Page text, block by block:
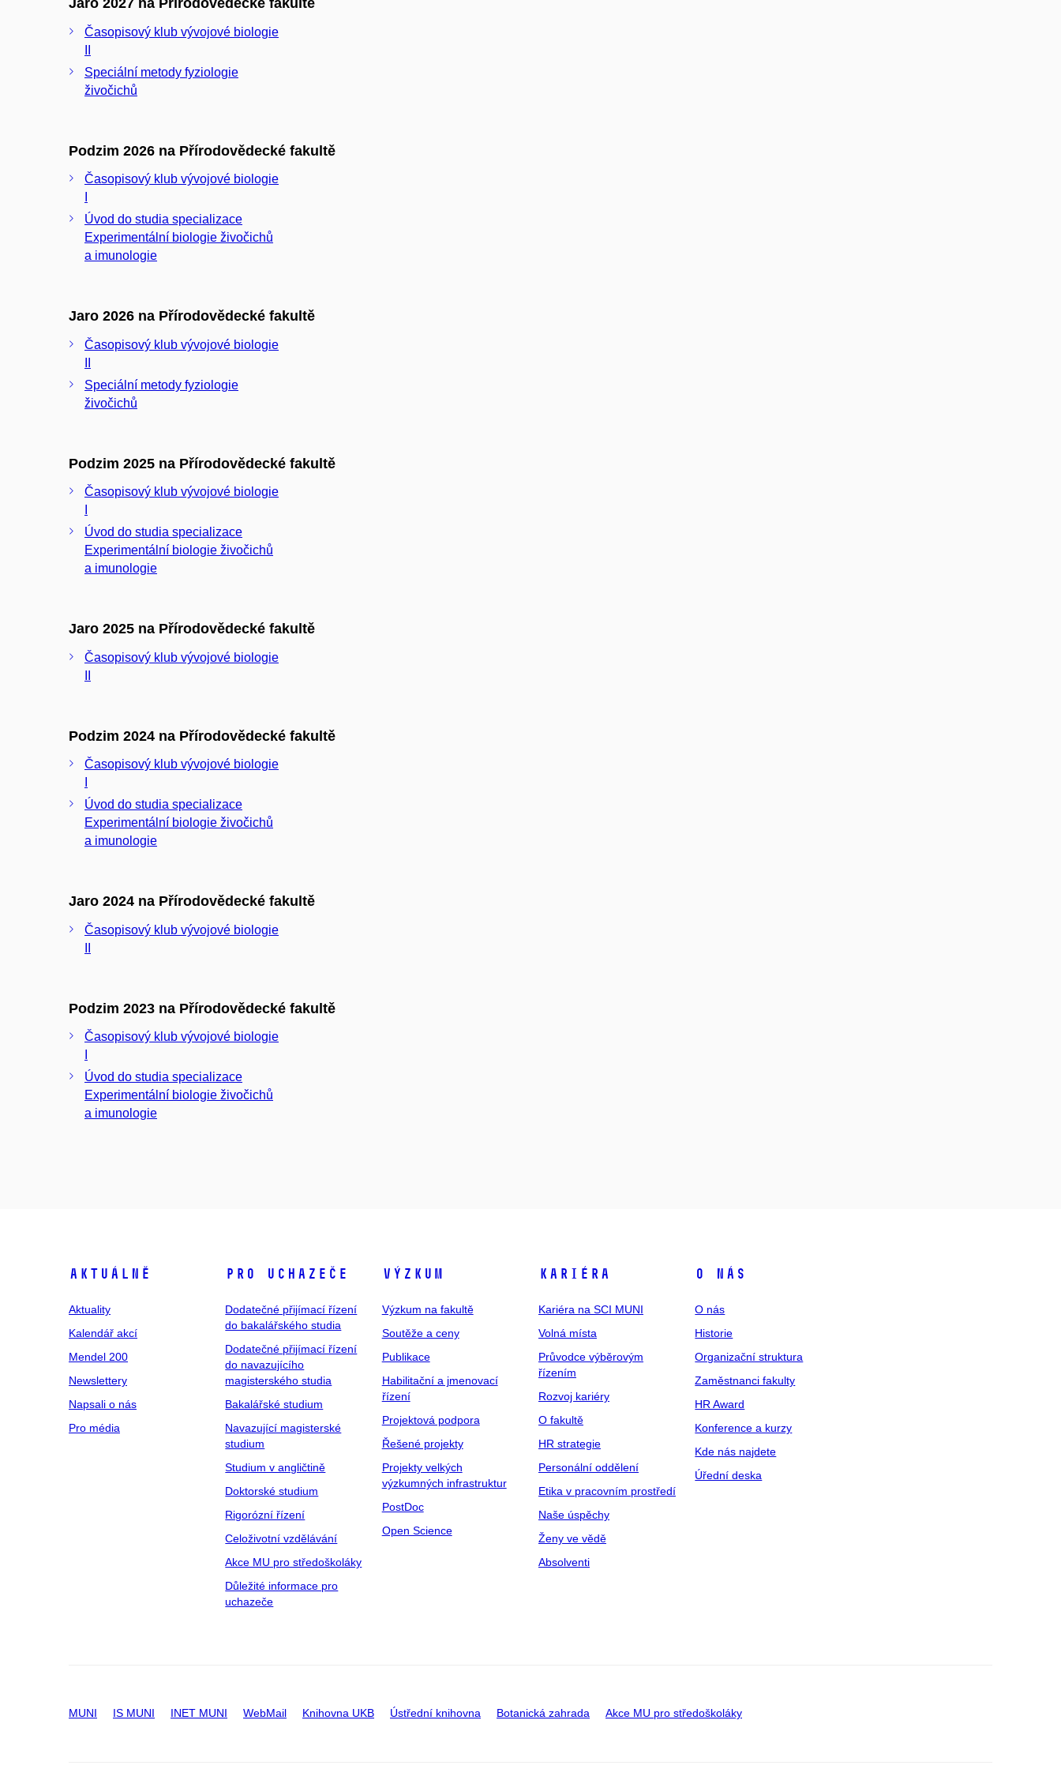
Jaro 2027 na Přírodovědecké fakultě
Časopisový klub vývojové biologie
Speciální metody fyziologie
živočichů
Podzim 2026 na Přírodovědecké fakultě
Časopisový klub vývojové biologie
Úvod do studia specializace
Experimentální biologie živočichů
a imunologie
Jaro 2026 na Přírodovědecké fakultě
Časopisový klub vývojové biologie
Speciální metody fyziologie
živočichů
Podzim 2025 na Přírodovědecké fakultě
Časopisový klub vývojové biologie
Úvod do studia specializace
Experimentální biologie živočichů
a imunologie
Jaro 2025 na Přírodovědecké fakultě
Časopisový klub vývojové biologie
Podzim 2024 na Přírodovědecké fakultě
Časopisový klub vývojové biologie
Úvod do studia specializace
Experimentální biologie živočichů
a imunologie
Jaro 2024 na Přírodovědecké fakultě
Časopisový klub vývojové biologie
Podzim 2023 na Přírodovědecké fakultě
Časopisový klub vývojové biologie
Úvod do studia specializace
Experimentální biologie živočichů
a imunologie
Aktuálně
Aktuality
Kalendář akcí
Mendel 200
Newslettery
Napsali o nás
Pro média
Pro uchazeče
Dodatečné přijímací řízení
do bakalářského studia
Dodatečné přijímací řízení
do navazujícího
magisterského studia
Bakalářské studium
Navazující magisterské
studium
Studium v angličtině
Doktorské studium
Rigorózní řízení
Celoživotní vzdělávání
Akce MU pro středoškoláky
Důležité informace pro
uchazeče
Výzkum
Výzkum na fakultě
Soutěže a ceny
Publikace
Habilitační a jmenovací
řízení
Projektová podpora
Řešené projekty
Projekty velkých
výzkumných infrastruktur
PostDoc
Open Science
Kariéra
Kariéra na SCI MUNI
Volná místa
Průvodce výběrovým
řízením
Rozvoj kariéry
O fakultě
HR strategie
Personální oddělení
Etika v pracovním prostředí
Naše úspěchy
Ženy ve vědě
Absolventi
O nás
O nás
Historie
Organizační struktura
Zaměstnanci fakulty
HR Award
Konference a kurzy
Kde nás najdete
Úřední deska
MUNI IS MUNI INET MUNI WebMail Knihovna UKB Ústřední knihovna Botanická zahrada Akce MU pro středoškoláky